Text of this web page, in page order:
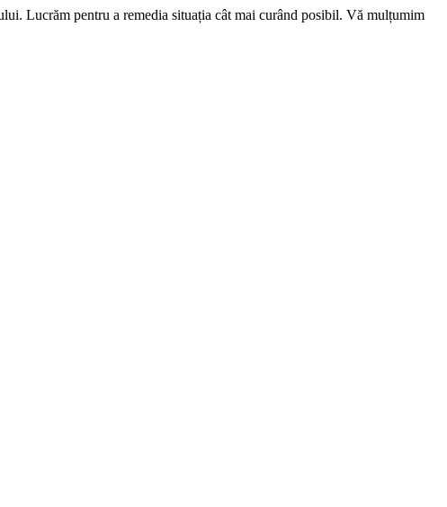
Lucrăm pentru a remedia situația cât mai curând posibil. Vă mulțumim